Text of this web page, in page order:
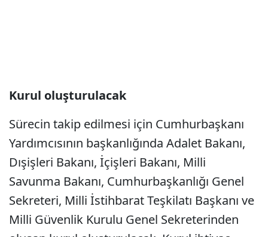
Kurul oluşturulacak
Sürecin takip edilmesi için Cumhurbaşkanı
Yardımcısının başkanlığında Adalet Bakanı,
Dışişleri Bakanı, İçişleri Bakanı, Milli
Savunma Bakanı, Cumhurbaşkanlığı Genel
Sekreteri, Milli İstihbarat Teşkilatı Başkanı ve
Milli Güvenlik Kurulu Genel Sekreterinden